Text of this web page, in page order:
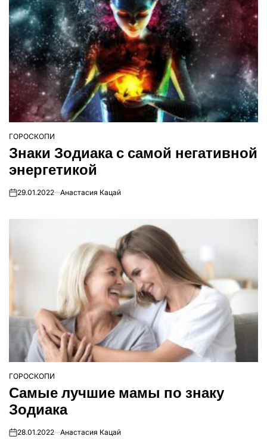
ОПУБЛІКУВАТИ
У
ГОРОСКОПИ
Знаки Зодиака с самой негативной
энергетикой
on29.01.2022 Анастасия Кацай
ОПУБЛІКУВАТИ
У
ГОРОСКОПИ
Самые лучшие мамы по знаку
Зодиака
on28.01.2022 Анастасия Кацай